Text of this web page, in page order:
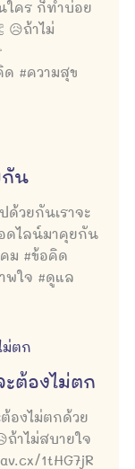
ใคร ก็ทำบ่อย
😥ถ้าไม่
#ความสุข
กัน
ด้วยกันเราจะ
ดไลน์มาคุยกัน
ม #ข้อคิด
พใจ #ดูแล
ะต้องไม่ตก
องไม่ตกด้วย
ถ้าไม่สบายใจ
1tHG7jR